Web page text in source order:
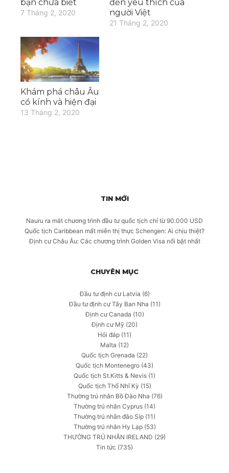
bạn chưa biết
7 Tháng 2, 2020
đến yêu thích của
người Việt
21 Tháng 2, 2020
Khám phá châu Âu
cổ kính và hiện đại
13 Tháng 2, 2020
TIN MỚI
Nauru ra mắt chương trình đầu tư quốc tịch chỉ từ 90.000 USD
Quốc tịch Caribbean mất miễn thị thực Schengen: Ai chịu thiệt?
Định cư Châu Âu: Các chương trình Golden Visa nổi bật nhất
CHUYÊN MỤC
Đầu tư định cư Latvia (6)
Đầu tư định cư Tây Ban Nha (11)
Định cư Canada (10)
Định cư Mỹ (20)
Hỏi đáp (11)
Malta (12)
Quốc tịch Grenada (22)
Quốc tịch Montenegro (43)
Quốc tịch St.Kitts & Nevis (1)
Quốc tịch Thổ Nhĩ Kỳ (15)
Thường trú nhân Bồ Đào Nha (76)
Thường trú nhân Cyprus (14)
Thường trú nhân đảo Síp (11)
Thường trú nhân Hy Lạp(53)
THƯỜNG TRÚ NHÂN IRELAND (29)
Tin tức (735)